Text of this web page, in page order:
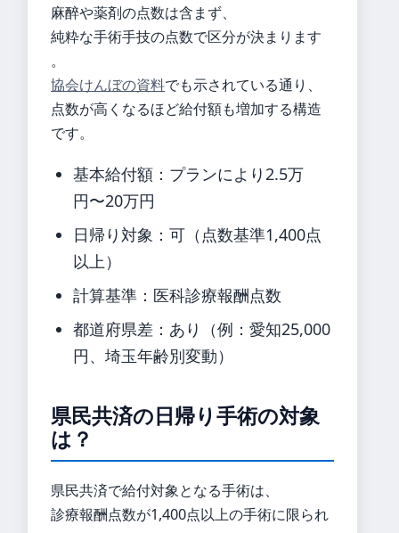
麻醉や薬剤の点数は含まず、
純粋な手術手技の点数で区分が決まります
。
協会けんぼの資料でも示されている通り、
点数が高くなるほど給付額も増加する構造
です。
基本給付額：プランにより2.5万
円〜20万円
日帰り対象：可（点数基準1,400点
以上）
計算基準：医科診療報酬点数
都道府県差：あり（例：愛知25,000
円、埼玉年齢別変動）
県民共済の日帰り手術の対象
は？
県民共済で給付対象となる手術は、
診療報酬点数が1,400点以上の手術に限られ